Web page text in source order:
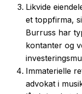
Likvide
et toppfirma,
Burruss har
kontanter og
Immaterielle
advokat i